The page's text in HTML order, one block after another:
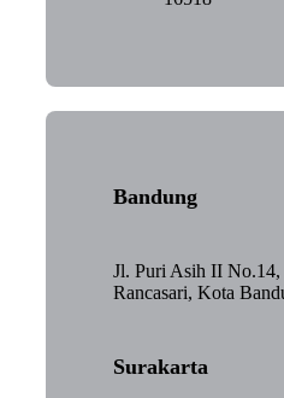
Bandung
Jl. Puri Asih II
Rancasari, Kota
Surakarta